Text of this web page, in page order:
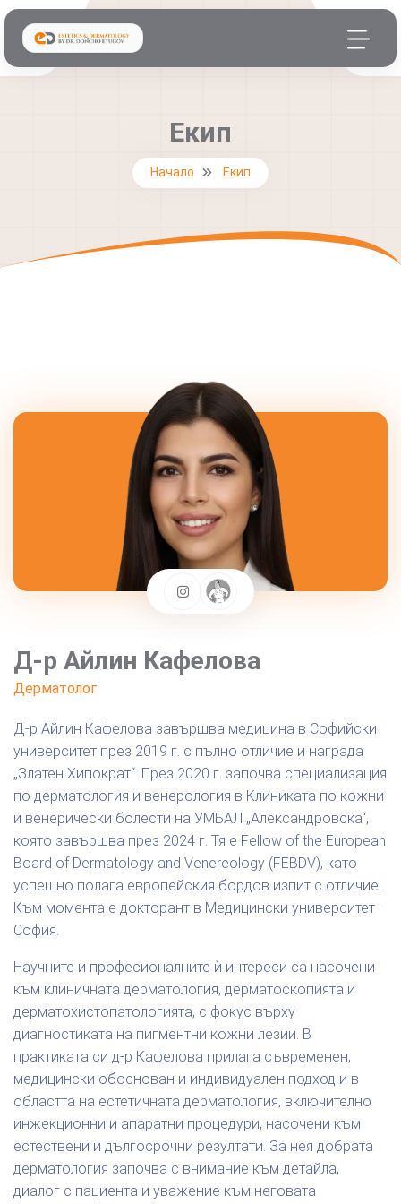
Екип
Начало Екип
Д-р Айлин Кафелова
Дерматолог
Д-р Айлин Кафелова завършва медицина в Софийски
университет през 2019 г. с пълно отличие и награда
„Златен Хипократ“. През 2020 г. започва специализация
по дерматология и венерология в Клиниката по кожни
и венерически болести на УМБАЛ „Александровска“,
която завършва през 2024 г. Тя е Fellow of the European
Board of Dermatology and Venereology (FEBDV), като
успешно полага европейския бордов изпит с отличие.
Към момента е докторант в Медицински университет –
София.
Научните и професионалните ѝ интереси са насочени
към клиничната дерматология, дерматоскопията и
дерматохистопатологията, с фокус върху
диагностиката на пигментни кожни лезии. В
практиката си д-р Кафелова прилага съвременен,
медицински обоснован и индивидуален подход и в
областта на естетичната дерматология, включително
инжекционни и апаратни процедури, насочени към
естествени и дългосрочни резултати. За нея добрата
дерматология започва с внимание към детайла,
диалог с пациента и уважение към неговата